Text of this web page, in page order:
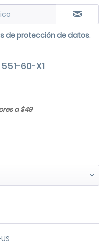
de protección de datos.
60-X1
a $49